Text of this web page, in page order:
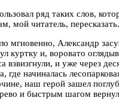
ряд таких слов,
мой читатель, пересказать.
мгновенно, Александр
куртку и, воровато
взвизгнули, и уже через
где начиналась
наш герой зашел
и быстрым шагом